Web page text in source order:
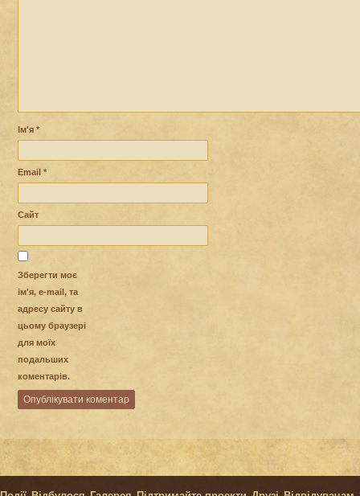
Ім'я *
Email *
Сайт
Зберегти моє
ім'я, e-mail, та
адресу сайту в
цьому браузері
для моїх
подальших
коментарів.